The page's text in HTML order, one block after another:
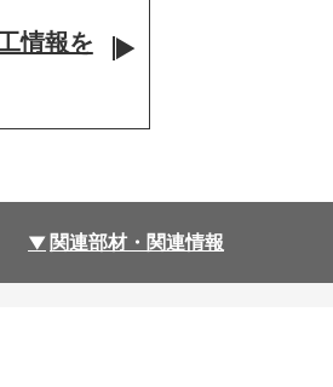
情報を
関連部材・関連情報